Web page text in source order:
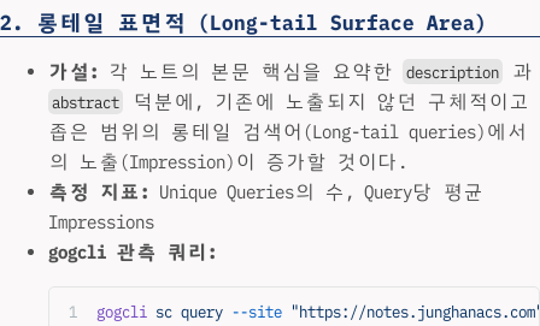
2. 롱테일 표면적 (Long-tail Surface Area)
가설: 각 노트의 본문 핵심을 요약한 description 과
abstract
덕분에, 기존에 노출되지 않던 구체적이고
좁은 범위의 롱테일 검색어(Long-tail queries)에서
의 노출(Impression)이 증가할 것이다.
측정 지표: Unique Queries의 수, Query당 평균
Impressions
gogcli 관측 쿼리:
gogcli sc query --site "https://